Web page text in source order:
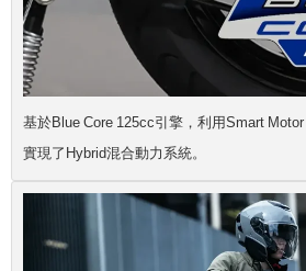
基於Blue Core 125cc引擎，利用Smart
實現了Hybrid混合動力系統。